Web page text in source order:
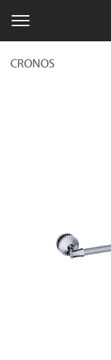
CRONOS